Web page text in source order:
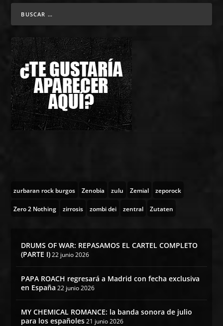
zurbaran rock burgos Zenobia zulu Zemial zeporock
Zero 2 Nothing zirrosis zombi dei zentral Zutaten
DRUMS OF WAR: REPASAMOS EL CARTEL COMPLETO
(PARTE I) 22 junio 2026
PAPA ROACH regresará a Madrid con fecha exclusiva
en España 22 junio 2026
MY CHEMICAL ROMANCE: la banda sonora de julio
para los españoles 21 junio 2026